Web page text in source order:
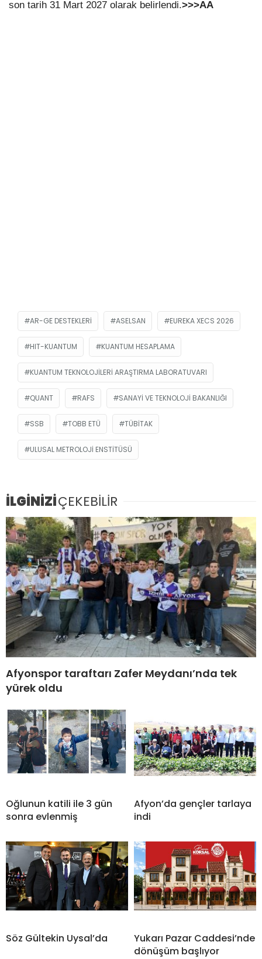
son tarih 31 Mart 2027 olarak belirlendi.>>>AA
AR-GE DESTEKLERI ASELSAN EUREKA XECS 2026
HIT-KUANTUM KUANTUM HESAPLAMA
KUANTUM TEKNOLOJILERI ARAŞTIRMA LABORATUVARI
QUANT RAFS SANAYI VE TEKNOLOJI BAKANLIĞI
SSB TOBB ETÜ TÜBİTAK
ULUSAL METROLOJI ENSTITÜSÜ
İLGİNİZİÇEKEBİLİR
Afyonspor taraftarı Zafer Meydanı’nda tek
yürek oldu
Oğlunun katili ile 3 gün
sonra evlenmiş
Afyon’da gençler tarlaya
indi
Söz Gültekin Uysal’da
Yukarı Pazar Caddesi’nde
dönüşüm başlıyor